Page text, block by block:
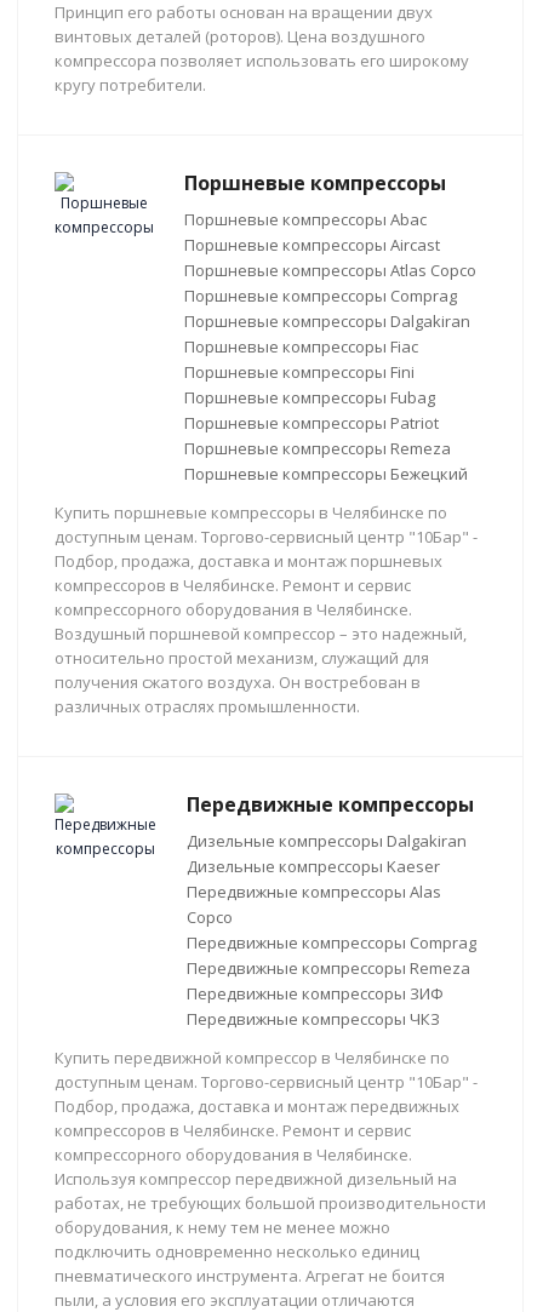
Принцип его работы основан на вращении двух
винтовых деталей (роторов). Цена воздушного
компрессора позволяет использовать его широкому
кругу потребители.
Поршневые компрессоры
Поршневые компрессоры Abac
Поршневые компрессоры Aircast
Поршневые компрессоры Atlas Copco
Поршневые компрессоры Comprag
Поршневые компрессоры Dalgakiran
Поршневые компрессоры Fiac
Поршневые компрессоры Fini
Поршневые компрессоры Fubag
Поршневые компрессоры Patriot
Поршневые компрессоры Remeza
Поршневые компрессоры Бежецкий
Купить поршневые компрессоры в Челябинске по
доступным ценам. Торгово-сервисный центр "10Бар" -
Подбор, продажа, доставка и монтаж поршневых
компрессоров в Челябинске. Ремонт и сервис
компрессорного оборудования в Челябинске.
Воздушный поршневой компрессор – это надежный,
относительно простой механизм, служащий для
получения сжатого воздуха. Он востребован в
различных отраслях промышленности.
Передвижные компрессоры
Дизельные компрессоры Dalgakiran
Дизельные компрессоры Kaeser
Передвижные компрессоры Alas
Copco
Передвижные компрессоры Comprag
Передвижные компрессоры Remeza
Передвижные компрессоры ЗИФ
Передвижные компрессоры ЧКЗ
Купить передвижной компрессор в Челябинске по
доступным ценам. Торгово-сервисный центр "10Бар" -
Подбор, продажа, доставка и монтаж передвижных
компрессоров в Челябинске. Ремонт и сервис
компрессорного оборудования в Челябинске.
Используя компрессор передвижной дизельный на
работах, не требующих большой производительности
оборудования, к нему тем не менее можно
подключить одновременно несколько единиц
пневматического инструмента. Агрегат не боится
пыли, а условия его эксплуатации отличаются